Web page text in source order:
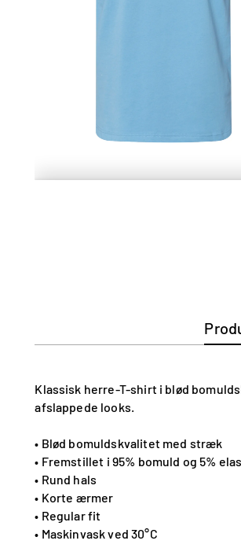
Klassisk herre-T-shirt i blød
afslappede looks.
• Blød bomuldskvalitet med stræk
• Fremstillet i 95% bomuld og 5%
• Rund hals
• Korte ærmer
• Regular fit
• Maskinvask ved 30°C